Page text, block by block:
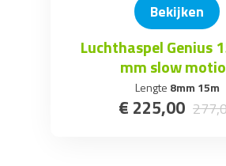
Bekijken
Luchthaspel Genius
mm slow
Lengte 8mm 15m
€ 225,00 277,